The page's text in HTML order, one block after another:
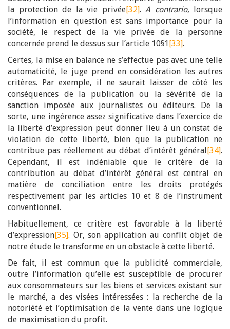
la protection de la vie privée[32]. A contrario, lorsque
l’information en question est sans importance pour la
société, le respect de la vie privée de la personne
concernée prend le dessus sur l’article 10§1[33].
Certes, la mise en balance ne s’effectue pas avec une telle
automaticité, le juge prend en considération les autres
critères. Par exemple, il ne saurait laisser de côté les
conséquences de la publication ou la sévérité de la
sanction imposée aux journalistes ou éditeurs. De la
sorte, une ingérence assez significative dans l’exercice de
la liberté d’expression peut donner lieu à un constat de
violation de cette liberté, bien que la publication ne
contribue pas réellement au débat d’intérêt général[34].
Cependant, il est indéniable que le critère de la
contribution au débat d’intérêt général est central en
matière de conciliation entre les droits protégés
respectivement par les articles 10 et 8 de l’instrument
conventionnel.
Habituellement, ce critère est favorable à la liberté
d’expression[35]. Or, son application au conflit objet de
notre étude le transforme en un obstacle à cette liberté.
De fait, il est commun que la publicité commerciale,
outre l’information qu’elle est susceptible de procurer
aux consommateurs sur les biens et services existant sur
le marché, a des visées intéressées : la recherche de la
notoriété et l’optimisation de la vente dans une logique
de maximisation du profit.